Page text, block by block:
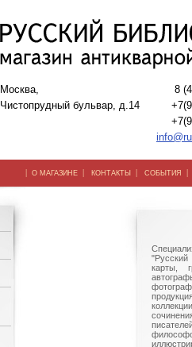
Москва,
Чистопрудный бульвар, д.14
8
| О МАГАЗИНЕ | КОНТАКТЫ | СОБЫТИЯ
"Русский
карты,